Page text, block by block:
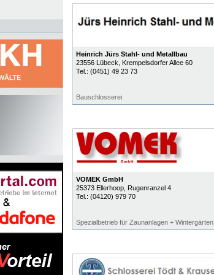
Heinrich Jürs Stahl- und Metallbau
23556 Lübeck , Krempelsdorfer Allee 60
Tel.: (0451) 49 23 73
Bauschlosserei
VOMEK GmbH
25373 Ellerhoop, Rugenranzel 4
Tel.: (04120) 979 70
Spezialbetrieb für Zaunanlagen + Wintergärten